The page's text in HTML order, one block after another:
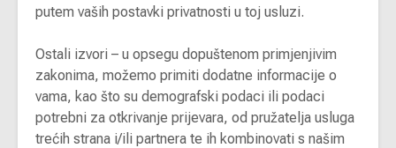
putem vaših postavki privatnosti u toj usluzi.
Ostali izvori – u opsegu dopuštenom primjenjivim
zakonima, možemo primiti dodatne informacije o
vama, kao što su demografski podaci ili podaci
potrebni za otkrivanje prijevara, od pružatelja usluga
trećih strana i/ili partnera te ih kombinovati s našim